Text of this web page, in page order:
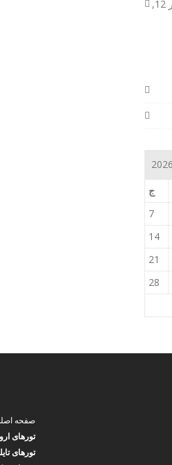
نوامبر 12,
ج
7
14
21
28
صفحه
تورهای
تورهای